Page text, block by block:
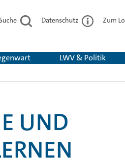
Datenschutz Zum
LWV & Politik
UND